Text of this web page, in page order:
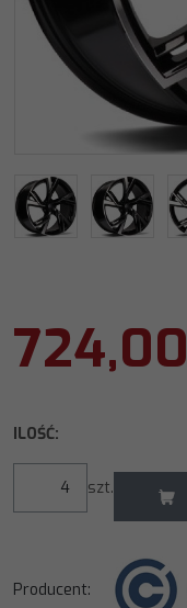
724,00
ILOŚĆ:
szt.
Producent: